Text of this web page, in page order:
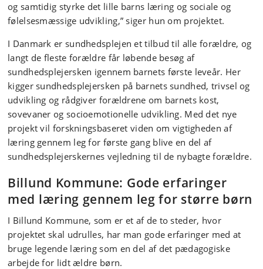
og samtidig styrke det lille barns læring og sociale og
følelsesmæssige udvikling,” siger hun om projektet.
I Danmark er sundhedsplejen et tilbud til alle forældre, og
langt de fleste forældre får løbende besøg af
sundhedsplejersken igennem barnets første leveår. Her
kigger sundhedsplejersken på barnets sundhed, trivsel og
udvikling og rådgiver forældrene om barnets kost,
sovevaner og socioemotionelle udvikling. Med det nye
projekt vil forskningsbaseret viden om vigtigheden af
læring gennem leg for første gang blive en del af
sundhedsplejerskernes vejledning til de nybagte forældre.
Billund Kommune: Gode erfaringer
med læring gennem leg for større børn
I Billund Kommune, som er et af de to steder, hvor
projektet skal udrulles, har man gode erfaringer med at
bruge legende læring som en del af det pædagogiske
arbejde for lidt ældre børn.